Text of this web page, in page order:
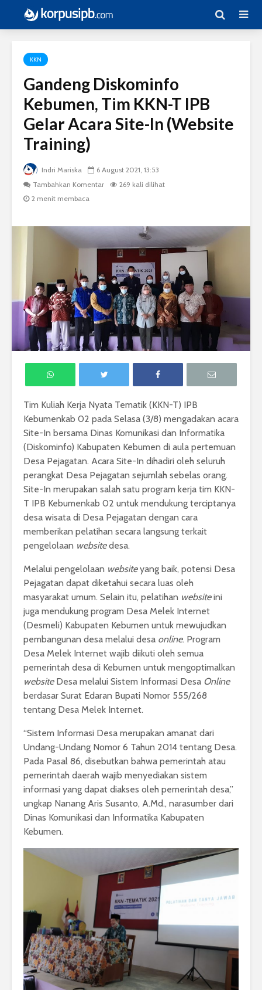
KKN
Gandeng Diskominfo
Kebumen, Tim KKN-T IPB
Gelar Acara Site-In (Website
Training)
Indri Mariska
6 August 2021, 13:53
Tambahkan Komentar
269 kali dilihat
2 menit membaca
Tim Kuliah Kerja Nyata Tematik (KKN-T) IPB
Kebumenkab 02 pada Selasa (3/8) mengadakan acara
Site-In bersama Dinas Komunikasi dan Informatika
(Diskominfo) Kabupaten Kebumen di aula pertemuan
Desa Pejagatan. Acara Site-In dihadiri oleh seluruh
perangkat Desa Pejagatan sejumlah sebelas orang.
Site-In merupakan salah satu program kerja tim KKN-
T IPB Kebumenkab 02 untuk mendukung terciptanya
desa wisata di Desa Pejagatan dengan cara
memberikan pelatihan secara langsung terkait
pengelolaan websitedesa.
Melalui pengelolaan websiteyang baik, potensi Desa
Pejagatan dapat diketahui secara luas oleh
masyarakat umum. Selain itu, pelatihan websiteini
juga mendukung program Desa Melek Internet
(Desmeli) Kabupaten Kebumen untuk mewujudkan
pembangunan desa melalui desa online. Program
Desa Melek Internet wajib diikuti oleh semua
pemerintah desa di Kebumen untuk mengoptimalkan
websiteDesa melalui Sistem Informasi Desa Online
berdasar Surat Edaran Bupati Nomor 555/268
tentang Desa Melek Internet.
“Sistem Informasi Desa merupakan amanat dari
Undang-Undang Nomor 6 Tahun 2014 tentang Desa.
Pada Pasal 86, disebutkan bahwa pemerintah atau
pemerintah daerah wajib menyediakan sistem
informasi yang dapat diakses oleh pemerintah desa,”
ungkap Nanang Aris Susanto, A.Md., narasumber dari
Dinas Komunikasi dan Informatika Kabupaten
Kebumen.